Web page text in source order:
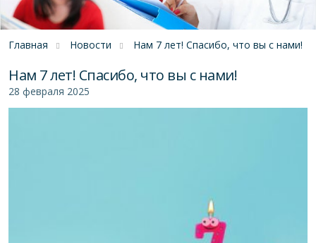
Главная Новости Нам 7 лет! Спасибо, что вы с нами!
Нам 7 лет! Спасибо, что вы с нами!
28 февраля 2025